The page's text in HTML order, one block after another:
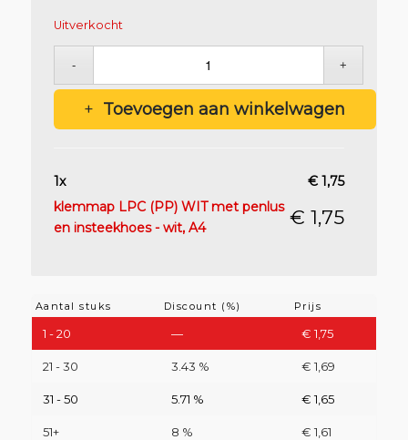
Uitverkocht
Toevoegen aan winkelwagen
1x €1,75
klemmap LPC (PP) WIT met penlus
en insteekhoes - wit, A4
€ 1,75
Aantal stuks Discount (%) Prijs
1 - 20 — € 1,75
21 - 30 3.43 % € 1,69
31 - 50 5.71 % €1,65
51+ 8 % € 1,61